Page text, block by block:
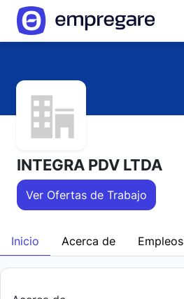
INTEGRA PDV LTDA
Ver Ofertas de Trabajo
Inicio Acerca de Empleos